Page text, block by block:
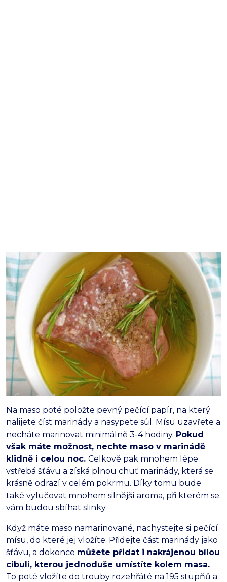
Na maso poté položte pevný pečící papír, na který
nalijete číst marinády a nasypete sůl. Mísu uzavřete a
necháte marinovat minimálně 3-4 hodiny. Pokud
však máte možnost, nechte maso v marinádě
klidně i celou noc. Celkově pak mnohem lépe
vstřebá šťávu a získá plnou chuť marinády, která se
krásně odrazí v celém pokrmu. Díky tomu bude
také vylučovat mnohem silnější aroma, při kterém se
vám budou sbíhat slinky.
Když máte maso namarinované, nachystejte si pečící
mísu, do které jej vložíte. Přidejte část marinády jako
šťávu, a dokonce můžete přidat i nakrájenou bílou
cibuli, kterou jednoduše umístíte kolem masa.
To poté vložíte do trouby rozehřáté na 195 stupňů a